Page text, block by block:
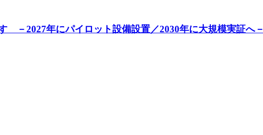
－2027年にパイロット設備設置／2030年に大規模実証へ－